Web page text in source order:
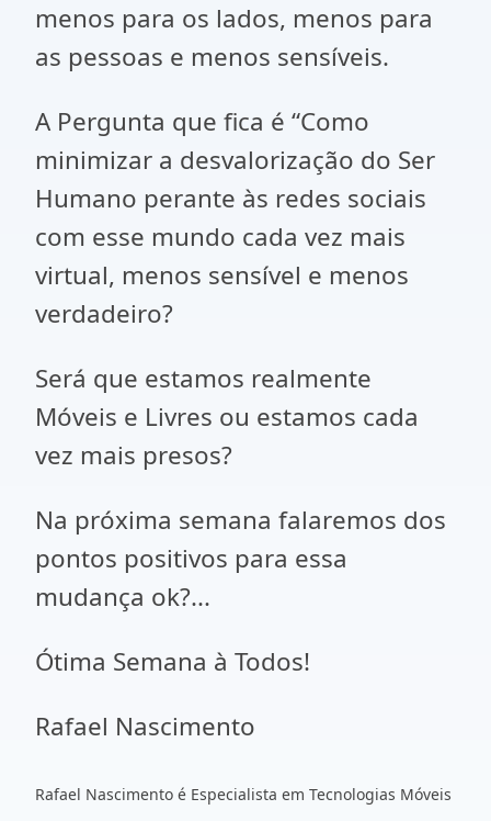
menos para os lados, menos para
as pessoas e menos sensíveis.
A Pergunta que fica é “Como
minimizar a desvalorização do Ser
Humano perante às redes sociais
com esse mundo cada vez mais
virtual, menos sensível e menos
verdadeiro?
Será que estamos realmente
Móveis e Livres ou estamos cada
vez mais presos?
Na próxima semana falaremos dos
pontos positivos para essa
mudança ok?...
Ótima Semana à Todos!
Rafael Nascimento
Rafael Nascimento é Especialista em Tecnologias Móveis